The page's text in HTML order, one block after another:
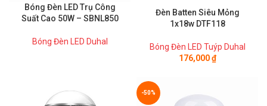
Bóng Đèn LED Trụ Công
Suất Cao 50W – SBNL850
Bóng Đèn LED Duhal
Đèn Batten Siêu Mỏng
1x18w DTF118
Bóng Đèn LED Tuýp Duhal
176,000₫
-50%